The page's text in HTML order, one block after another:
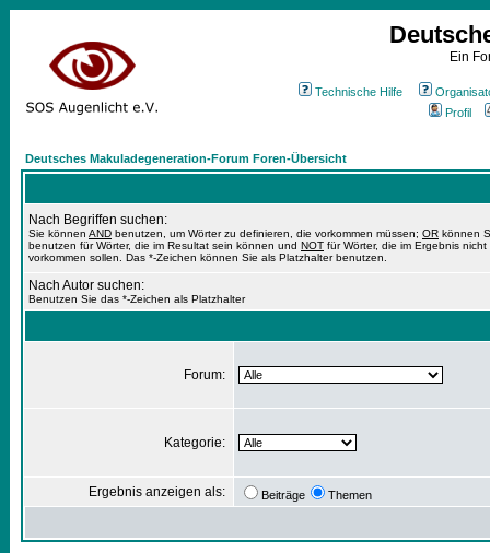
Ein
Technische Hilfe
Profil
Deutsches Makuladegeneration-Forum Foren-Übersicht
Nach Begriffen suchen:
Sie können AND benutzen, um Wörter zu definieren, die vorkommen müssen; OR können
benutzen für Wörter, die im Resultat sein können und NOT für Wörter, die im Ergebnis nicht
vorkommen sollen. Das *-Zeichen können Sie als Platzhalter benutzen.
Nach Autor suchen:
Benutzen Sie das *-Zeichen als Platzhalter
Forum:
Kategorie:
Ergebnis anzeigen als: Beiträge Themen